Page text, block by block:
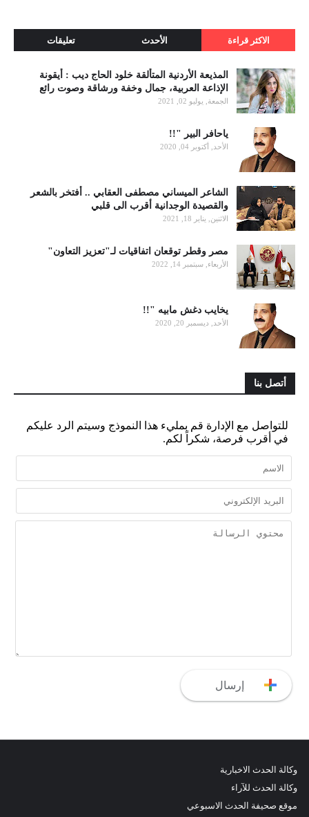
الاكثر قراءة الأحدث تعليقات
المذيعة الأردنية المتألقة خلود الحاج ديب : أيقونة
الإذاعة العربية، جمال وخفة ورشاقة وصوت رائع
الجمعة, يوليو 02, 2021
ياحافر البير "!!
الأحد, أكتوبر 04, 2020
الشاعر الميساني مصطفى العقابي .. أفتخر بالشعر
والقصيدة الوجدانية أقرب الى قلبي
الاثنين, يناير 18, 2021
مصر وقطر توقعان اتفاقيات لـ"تعزيز التعاون"
الأربعاء, سبتمبر 14, 2022
يخايب دغش مابيه "!!
الأحد, ديسمبر 20, 2020
أتصل بنا
للتواصل مع الإدارة قم بمليء هذا النموذج وسيتم الرد عليكم
في أقرب فرصة، شكراً لكم.
وكالة الحدث الاخبارية
وكالة الحدث للآراء
موقع صحيفة الحدث الاسبوعي